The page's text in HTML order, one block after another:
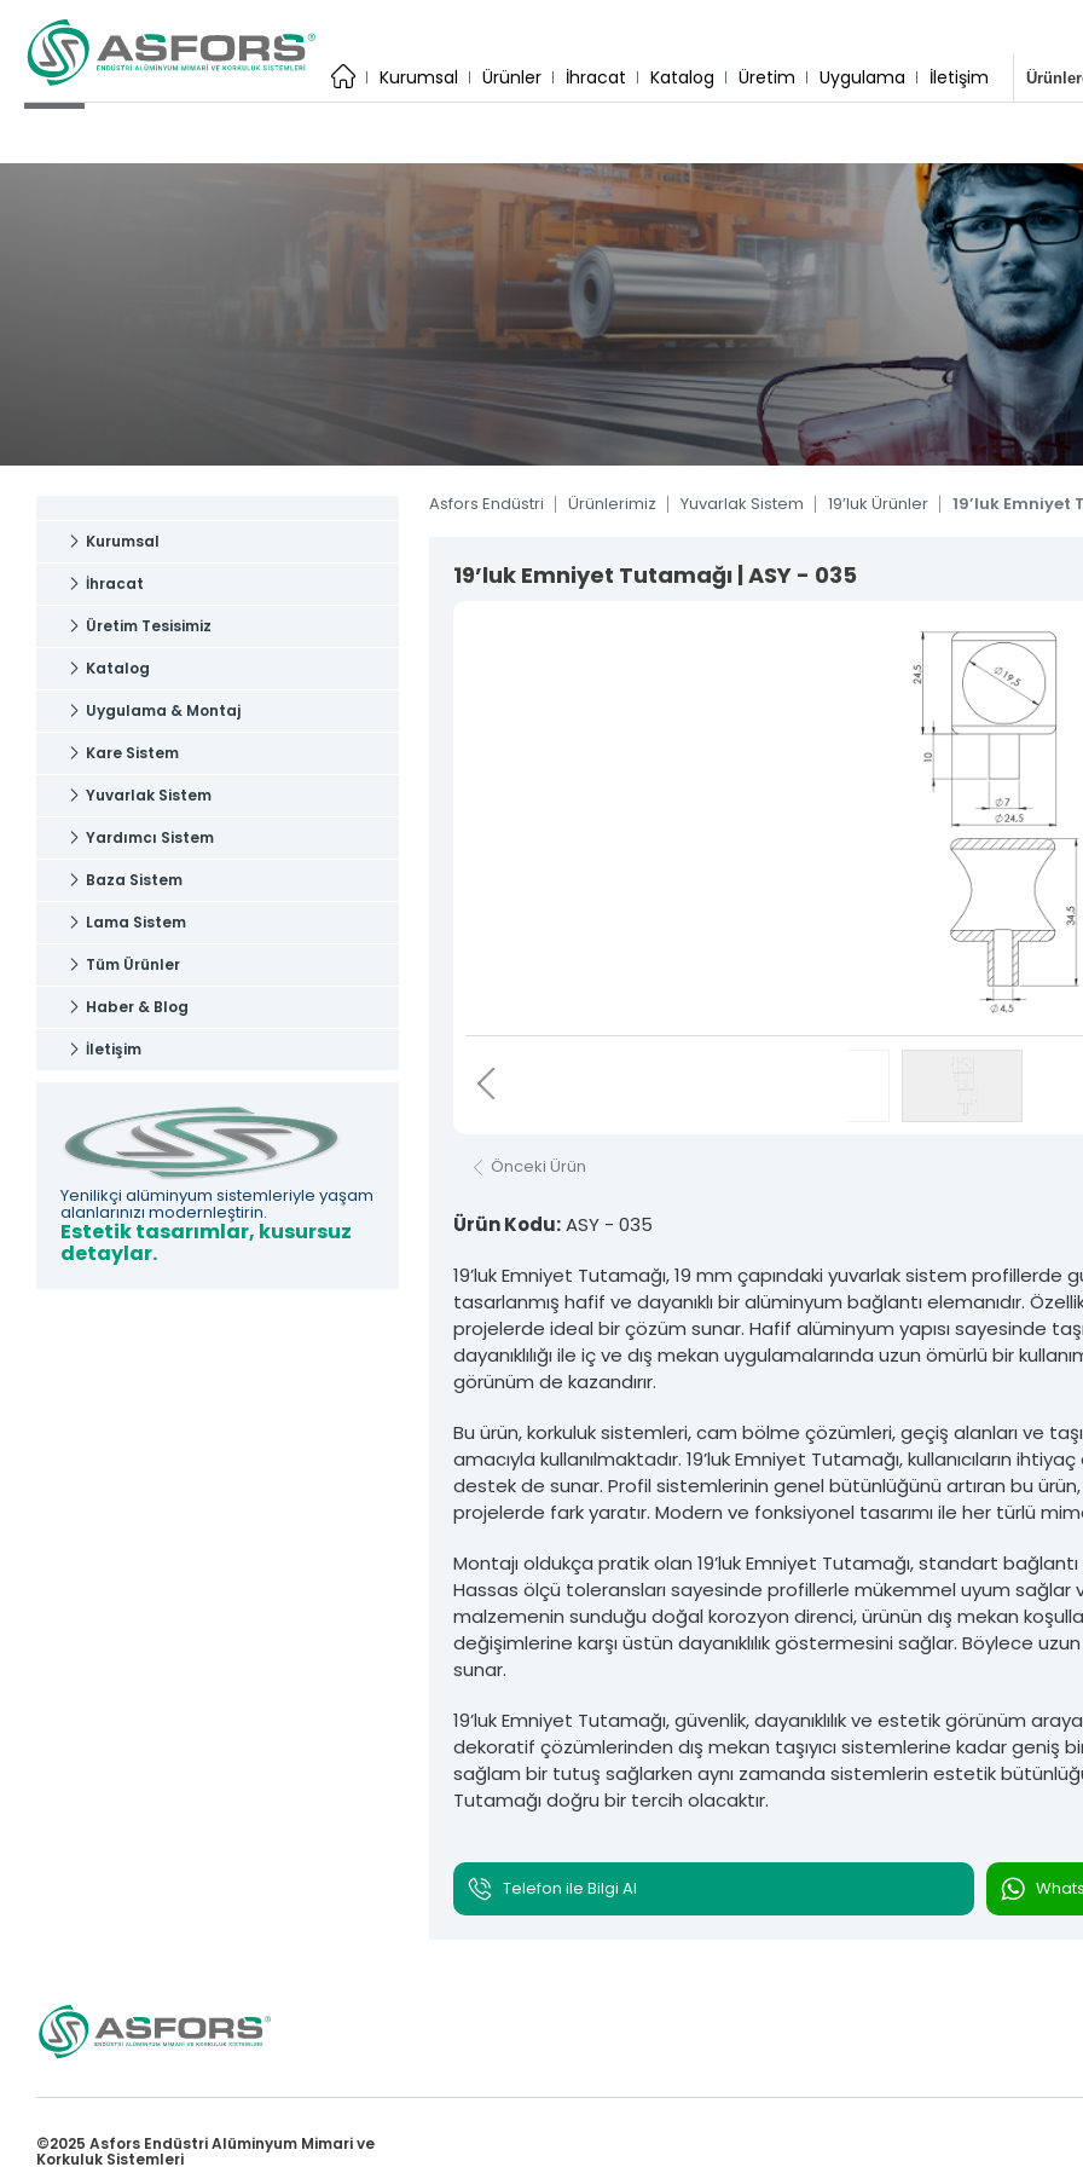
Estetiğin ve dayanıklılığın birleştiği
Uygulama & Montaj
İletişim
Destek Hattı
0 533 791 19 22
Whatsapp Hattı
0 533 791 19 22
Tüm hakkı saklıdır. Sitemizde kullanılan tüm içerik ve görseller
Asfors Endüstri Alüminyum Mimari ve Korkuluk Sistemleri'ne ait olup izinsiz kullanımı hukuki yaptırıma tabidir.
Kurumsal Ürünler İhracat Katalog Üretim Uygulama İletişim
×
İhracat
Katalog
Uygulama & Montaj
Kare Sistem
Yuvarlak Sistem
Yardımcı Sistem
Lama Sistem
Tüm Ürünler
Haber & Blog
Kurumsal
İhracat
Üretim Tesisimiz
Katalog
Uygulama & Montaj
Kare Sistem
Yuvarlak Sistem
Yardımcı Sistem
Baza Sistem
Lama Sistem
Tüm Ürünler
Haber & Blog
İletişim
Yenilikçi alüminyum sistemleriyle yaşam
alanlarınızı modernleştirin.
Estetik tasarımlar, kusursuz
detaylar.
Asfors Endüstri Ürünlerimiz Yuvarlak Sistem 19’luk Ürünler 19’luk Emniyet
19’luk Emniyet Tutamağı | ASY - 035
Önceki Ürün
Ürün Kodu:ASY - 035
19’luk Emniyet Tutamağı, 19 mm çapındaki yuvarlak sistem
tasarlanmış hafif ve dayanıklı bir alüminyum bağlantı elemanıdır.
projelerde ideal bir çözüm sunar. Hafif alüminyum yapısı sayesinde
dayanıklılığı ile iç ve dış mekan uygulamalarında uzun ömürlü bir
görünüm de kazandırır.
Bu ürün, korkuluk sistemleri, cam bölme çözümleri, geçiş alanları ve
amacıyla kullanılmaktadır. 19’luk Emniyet Tutamağı, kullanıcıların
destek de sunar. Profil sistemlerinin genel bütünlüğünü artıran bu
projelerde fark yaratır. Modern ve fonksiyonel tasarımı ile her türlü
Montajı oldukça pratik olan 19’luk Emniyet Tutamağı, standart
Hassas ölçü toleransları sayesinde profillerle mükemmel uyum sağlar
malzemenin sunduğu doğal korozyon direnci, ürünün dış mekan
değişimlerine karşı üstün dayanıklılık göstermesini sağlar. Böylece
sunar.
19’luk Emniyet Tutamağı, güvenlik, dayanıklılık ve estetik görünüm
dekoratif çözümlerinden dış mekan taşıyıcı sistemlerine kadar geniş
sağlam bir tutuş sağlarken aynı zamanda sistemlerin estetik
Tutamağı doğru bir tercih olacaktır.
Telefon ile Bilgi Al
©2025 Asfors Endüstri Alüminyum Mimari ve
Korkuluk Sistemleri